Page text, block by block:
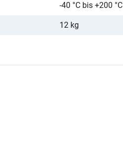
-40 °C bis +200 °C
12 kg